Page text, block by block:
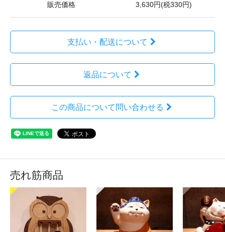
販売価格 3,630円(税330円)
支払い・配送について
返品について
この商品について問い合わせる
売れ筋商品